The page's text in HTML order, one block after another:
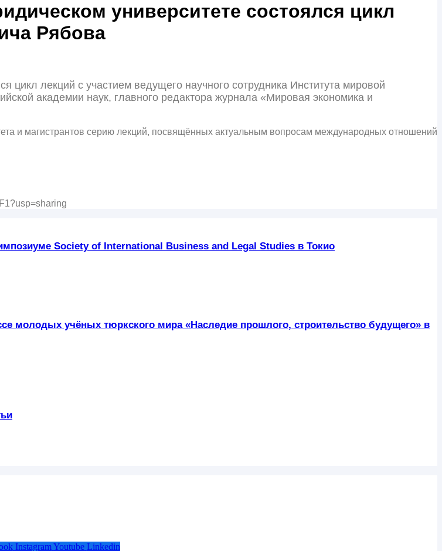
университете состоялся цикл
Рябова
цикл лекций с участием ведущего научного сотрудника Института мировой
академии наук, главного редактора журнала «Мировая экономика и
и магистрантов серию лекций, посвящённых актуальным вопросам международных отношений
Society of International Business and Legal Studies в Токио
молодых учёных тюркского мира «Наследие прошлого, строительство будущего» в
Instagram Youtube Linkedin